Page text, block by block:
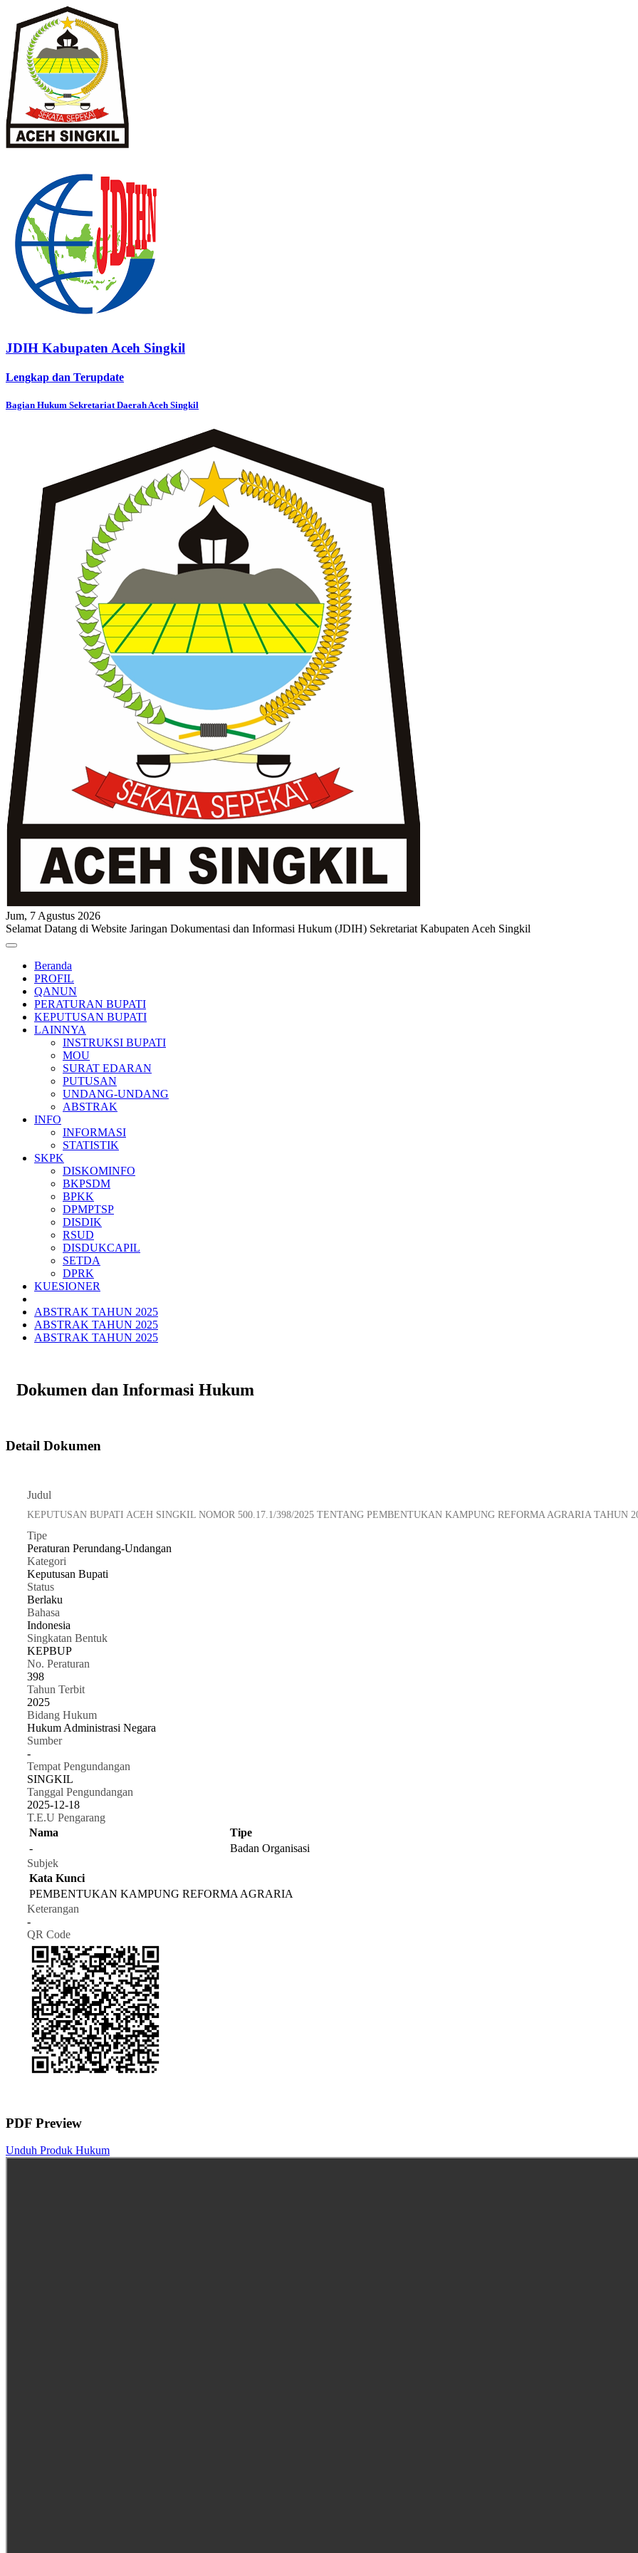
JDIH Kabupaten Aceh Singkil
Lengkap dan Terupdate
Bagian Hukum Sekretariat Daerah Aceh Singkil
Jum, 7 Agustus 2026
Selamat Datang di Website Jaringan Dokumentasi dan Informasi Hukum (JDIH) Sekretariat Kabupaten Aceh Singkil
Beranda
PROFIL
QANUN
PERATURAN BUPATI
KEPUTUSAN BUPATI
LAINNYA
INSTRUKSI BUPATI
MOU
SURAT EDARAN
PUTUSAN
UNDANG-UNDANG
ABSTRAK
INFO
INFORMASI
STATISTIK
SKPK
DISKOMINFO
BKPSDM
BPKK
DPMPTSP
DISDIK
RSUD
DISDUKCAPIL
SETDA
DPRK
KUESIONER
ABSTRAK TAHUN 2025
ABSTRAK TAHUN 2025
ABSTRAK TAHUN 2025
Dokumen dan Informasi Hukum
Detail Dokumen
Judul
KEPUTUSAN BUPATI ACEH SINGKIL NOMOR 500.17.1/398/2025 TENTANG PEMBENTUKAN KAMPUNG REFORMA AGRARIA TAHUN
Tipe
Peraturan Perundang-Undangan
Kategori
Keputusan Bupati
Status
Berlaku
Bahasa
Indonesia
Singkatan Bentuk
KEPBUP
No. Peraturan
398
Tahun Terbit
2025
Bidang Hukum
Hukum Administrasi Negara
Sumber
-
Tempat Pengundangan
SINGKIL
Tanggal Pengundangan
2025-12-18
T.E.U Pengarang
Nama
Tipe
-
Badan Organisasi
Subjek
Kata Kunci
PEMBENTUKAN KAMPUNG REFORMA AGRARIA
Keterangan
-
QR Code
PDF Preview
Unduh Produk Hukum